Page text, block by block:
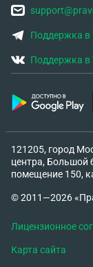
Поддержка в
Поддержка в
121205, город
центра, Большой
помещение 150,
© 2011—2026
Лицензионное
Карта сайта